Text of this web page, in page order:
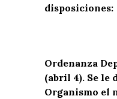
disposiciones:
Ordenanza
(abril 4). Se le
Organismo el